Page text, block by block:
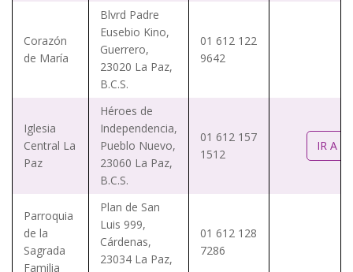
Corazón
de María
Blvrd Padre
Eusebio Kino,
Guerrero,
23020 La Paz,
B.C.S.
01 612 122
9642
Iglesia
Central La
Paz
Héroes de
Independencia,
Pueblo Nuevo,
23060 La Paz,
B.C.S.
01 612 157
1512
IR A
Parroquia
de la
Sagrada
Familia
Plan de San
Luis 999,
Cárdenas,
23034 La Paz,
01 612 128
7286